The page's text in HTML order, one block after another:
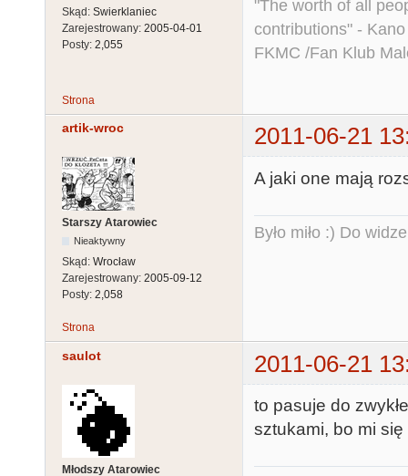
Skąd: Swierklaniec
Zarejestrowany: 2005-04-01
Posty: 2,055
"The worth of all
contributions" -
FKMC /Fan Klub
Strona
artik-wroc 2011-06-21
Starszy Atarowiec
Nieaktywny
Skąd: Wrocław
Zarejestrowany: 2005-09-12
Posty: 2,058
A jaki one mają
Było miło :) Do
Strona
saulot 2011-06-21
Młodszy Atarowiec
to pasuje do
sztukami, bo mi